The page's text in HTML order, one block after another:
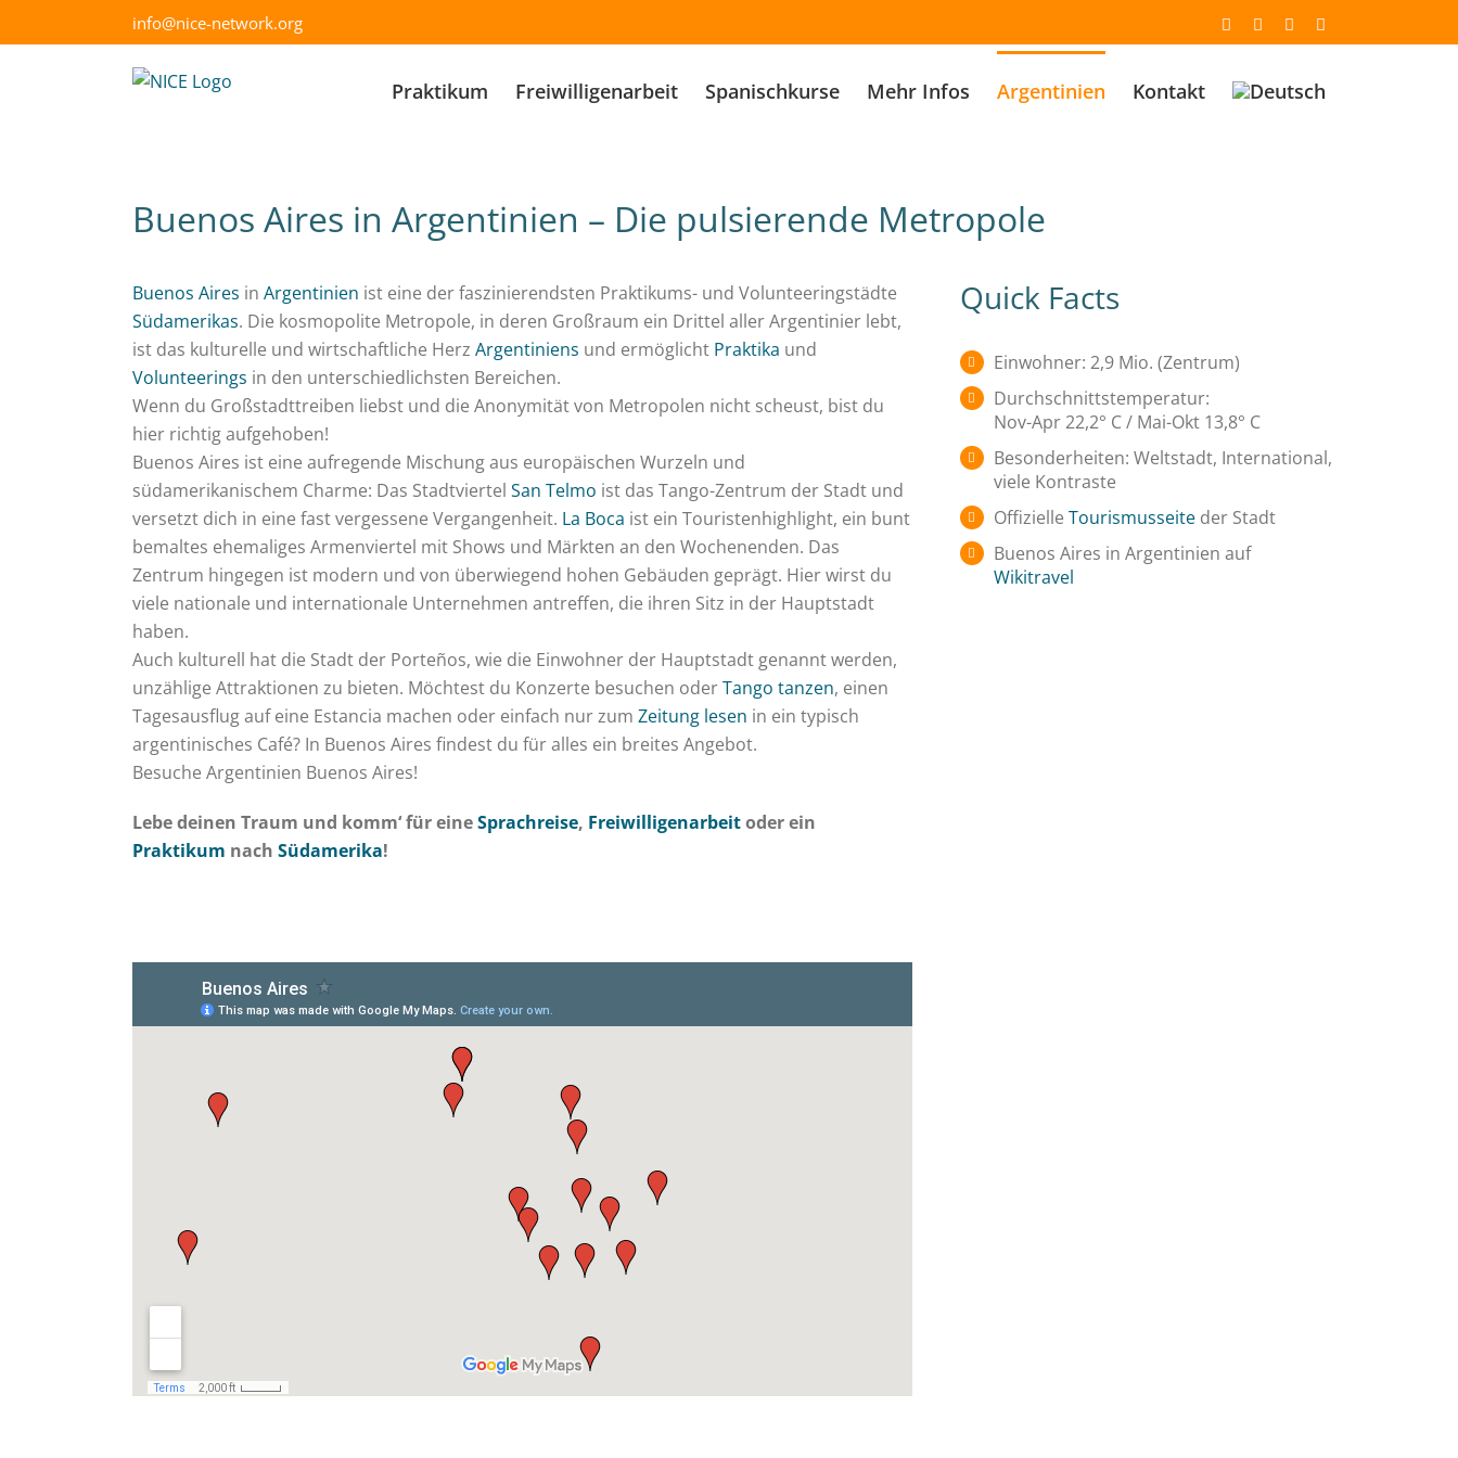
to
info@nice-network.org Email FacebookYouTube
Praktikum Freiwilligenarbeit Spanischkurse Mehr Infos Argentinien Kontakt
Buenos Aires in Argentinien – Die pulsierende Metropole
Buenos Aires in Argentinien ist eine der faszinierendsten Praktikums- und Volunteeringstädte
Südamerikas. Die kosmopolite Metropole, in deren Großraum ein Drittel aller Argentinier lebt,
ist das kulturelle und wirtschaftliche Herz Argentiniens und ermöglicht Praktika und
Volunteerings in den unterschiedlichsten Bereichen.
Wenn du Großstadttreiben liebst und die Anonymität von Metropolen nicht scheust, bist du
hier richtig aufgehoben!
Buenos Aires ist eine aufregende Mischung aus europäischen Wurzeln und
südamerikanischem Charme: Das Stadtviertel San Telmo ist das Tango-Zentrum der Stadt und
versetzt dich in eine fast vergessene Vergangenheit. La Boca ist ein Touristenhighlight, ein bunt
bemaltes ehemaliges Armenviertel mit Shows und Märkten an den Wochenenden. Das
Zentrum hingegen ist modern und von überwiegend hohen Gebäuden geprägt. Hier wirst du
viele nationale und internationale Unternehmen antreffen, die ihren Sitz in der Hauptstadt
haben.
Auch kulturell hat die Stadt der Porteños, wie die Einwohner der Hauptstadt genannt werden,
unzählige Attraktionen zu bieten. Möchtest du Konzerte besuchen oderTango tanzen, einen
Tagesausflug auf eine Estancia machen oder einfach nur zum Zeitung lesen in ein typisch
argentinisches Café? In Buenos Aires findest du für alles ein breites Angebot.
Besuche Argentinien Buenos Aires!
Lebe deinen Traum und komm‘ für eineSprachreise, Freiwilligenarbeitoder ein
Praktikum nach Südamerika!
Quick Facts
Einwohner: 2,9 Mio. (Zentrum)
Durchschnittstemperatur:
Nov-Apr 22,2° C / Mai-Okt 13,8° C
Besonderheiten: Weltstadt, International,
viele Kontraste
Offizielle Tourismusseiteder Stadt
Buenos Aires in Argentinien auf
Wikitravel